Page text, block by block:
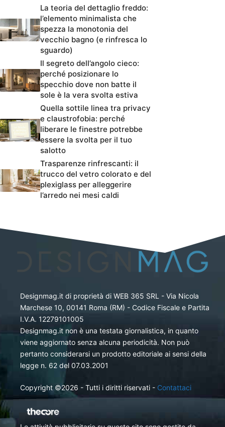
La teoria del dettaglio freddo:
l’elemento minimalista che
spezza la monotonia del
vecchio bagno (e rinfresca lo
sguardo)
Il segreto dell’angolo cieco:
perché posizionare lo
specchio dove non batte il
sole è la vera svolta estiva
Quella sottile linea tra privacy
e claustrofobia: perché
liberare le finestre potrebbe
essere la svolta per il tuo
salotto
Trasparenze rinfrescanti: il
trucco del vetro colorato e del
plexiglass per alleggerire
l’arredo nei mesi caldi
Designmag.it di proprietà di WEB 365 SRL - Via Nicola
Marchese 10, 00141 Roma (RM) - Codice Fiscale e Partita
I.V.A. 12279101005
Designmag.it non è una testata giornalistica, in quanto
viene aggiornato senza alcuna periodicità. Non può
pertanto considerarsi un prodotto editoriale ai sensi della
legge n. 62 del 07.03.2001
Copyright ©2026 - Tutti i diritti riservati - Contattaci